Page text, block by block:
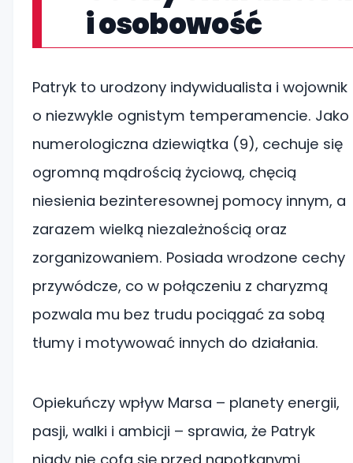
i osobowość
Patryk to urodzony indywidualista i wojownik
o niezwykle ognistym temperamencie. Jako
numerologiczna dziewiątka (9), cechuje się
ogromną mądrością życiową, chęcią
niesienia bezinteresownej pomocy innym, a
zarazem wielką niezależnością oraz
zorganizowaniem. Posiada wrodzone cechy
przywódcze, co w połączeniu z charyzmą
pozwala mu bez trudu pociągać za sobą
tłumy i motywować innych do działania.
Opiekuńczy wpływ Marsa – planety energii,
pasji, walki i ambicji – sprawia, że Patryk